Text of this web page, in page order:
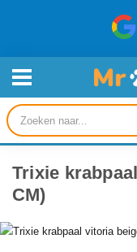
Producten
zoeken
Trixie
CM)